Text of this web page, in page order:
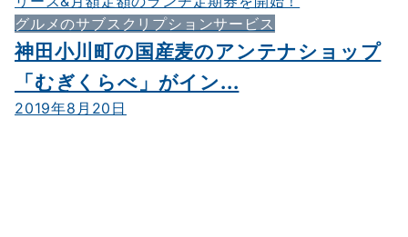
グルメのサブスクリプションサービス
神田小川町の国産麦のアンテナショップ
「むぎくらべ」がイン...
2019年8月20日